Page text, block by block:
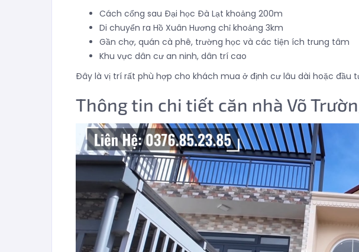
Cách cổng sau Đại học Đà Lạt khoảng 200m
Di chuyển ra Hồ Xuân Hương chỉ khoảng 3km
Gần chợ, quán cà phê, trường học và các tiện ích trung tâm
Khu vực dân cư an ninh, dân trí cao
Đây là vị trí rất phù hợp cho khách mua ở định cư lâu dài hoặc
Thông tin chi tiết căn nhà Võ